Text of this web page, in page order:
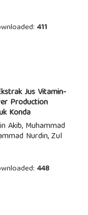
411
Jus Vitamin-
Production
Konda
Akib, Muhammad
Nurdin, Zul
448